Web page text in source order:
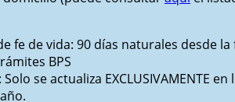
fe de vida: 90 días naturales desde
BPS
Solo se actualiza EXCLUSIVAMENTE